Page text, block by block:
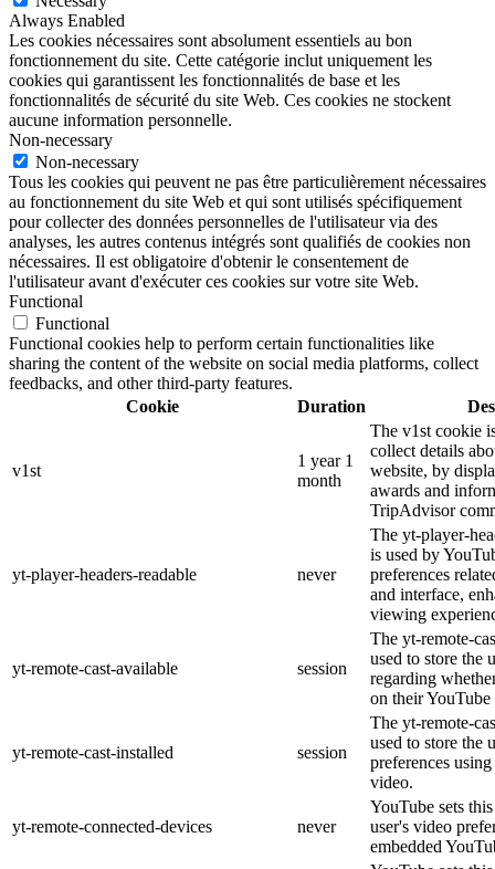
Always Enabled
Les cookies nécessaires sont absolument essentiels au bon
fonctionnement du site. Cette catégorie inclut uniquement les
cookies qui garantissent les fonctionnalités de base et les
fonctionnalités de sécurité du site Web. Ces cookies ne stockent
aucune information personnelle.
Non-necessary
Non-necessary
Tous les cookies qui peuvent ne pas être particulièrement nécessaires
au fonctionnement du site Web et qui sont utilisés spécifiquement
pour collecter des données personnelles de l'utilisateur via des
analyses, les autres contenus intégrés sont qualifiés de cookies non
nécessaires. Il est obligatoire d'obtenir le consentement de
l'utilisateur avant d'exécuter ces cookies sur votre site Web.
Functional
Functional
Functional cookies help to perform certain functionalities like
sharing the content of the website on social media platforms, collect
feedbacks, and other third-party features.
Cookie
Duration
v1st
1 year 1
month
The v1st cookie
collect details
website, by
awards and
TripAdvisor
yt-player-headers-readable never
The yt-player-
is used by
preferences
and interface,
viewing
yt-remote-cast-available session
The yt-remote-
used to store the
regarding
on their
yt-remote-cast-installed session
The yt-remote-
used to store the
preferences
video.
yt-remote-connected-devices never
YouTube sets
user's video
embedded